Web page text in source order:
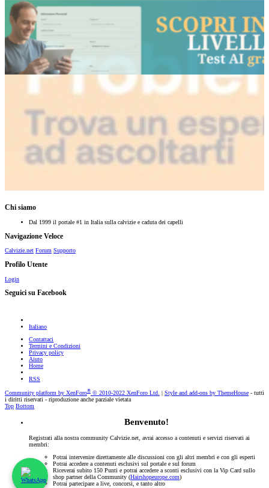
Chi siamo
Dal 1999 il portale #1 in Italia sulla calvizie e caduta dei capelli
Navigazione Veloce
Calvizie.net Forum Supporto
Profilo Utente
Login
Seguici su Facebook
Italiano
Contattaci
Termini e Condizioni
Privacy policy
Aiuto
Home
RSS
Community platform by XenForo® © 2010-2022 XenForo Ltd. Style and add-ons by ThemeHouse - tutti
i diritti riservati - riproduzione anche parziale vietata
Top Bottom
Benvenuto!
Registrati alla nostra community Calvizie.net, avrai accesso a contenuti e servizi riservati ai
membri:
Potrai intervenire direttamente alle discussioni con gli altri membri e con gli esperti
Potrai accedere a contenuti esclusivi sul portale e sul forum
Riceverai subito 150 Punti e potrai accedere a sconti esclusivi con la Vip Card sullo
shop partner della Community (Hairshopeurope.com)
Potrai partecipare a live, concorsi, e tanto altro